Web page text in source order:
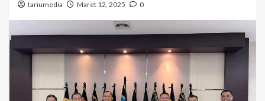
tariumedia Maret 12, 2025 0